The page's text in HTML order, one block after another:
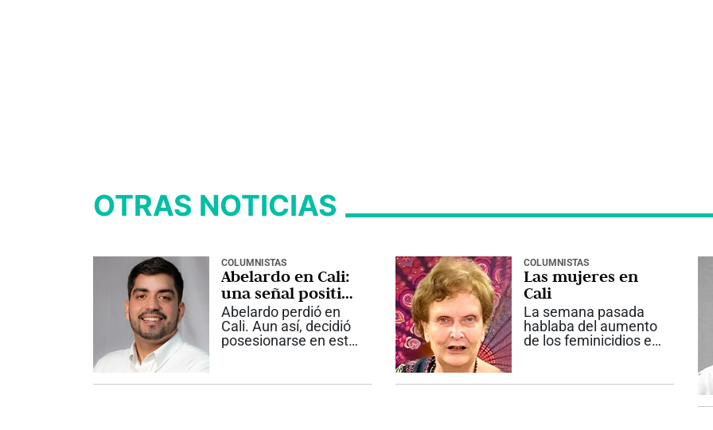
OTRAS NOTICIAS
COLUMNISTAS
Abelardo en Cali:
una señal positiva
y una agenda por
construir
Abelardo perdió en
Cali. Aun así, decidió
posesionarse en esta
sobre cómo entiende
COLUMNISTAS
Las mujeres en
Cali
La semana pasada
hablaba del aumento
de los feminicidios en
permanente de